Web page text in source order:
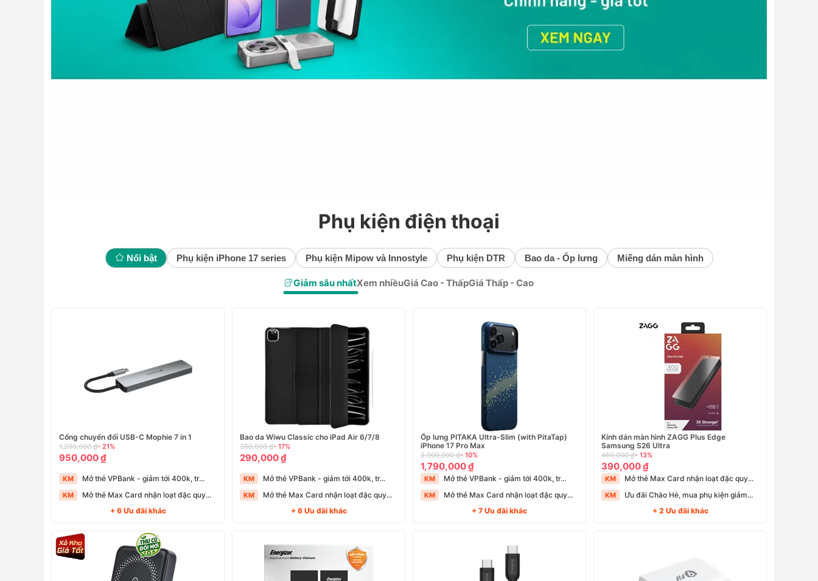
Phụ kiện điện thoại
Nổi bật Phụ kiện iPhone 17 series Phụ kiện Mipow và Innostyle Phụ kiện DTR Bao da - Ốp lưng Miếng dán màn hình
Giảm sâu nhấtXem nhiềuGiá Cao - ThấpGiá Thấp - Cao
Cổng chuyển đổi USB-C Mophie 7 in 1
1,200,000 ₫- 21%
950,000 ₫
KM Mở thẻ VPBank - giảm tới 400k, tr...
KM
Mở thẻ Max Card nhận loạt đặc quy...
+ 6 Ưu đãi khác
Bao da Wiwu Classic cho iPad Air 6/7/8
350,000 ₫- 17%
290,000 ₫
KM Mở thẻ VPBank - giảm tới 400k, tr...
KM
Mở thẻ Max Card nhận loạt đặc quy...
+ 6 Ưu đãi khác
Ốp lưng PITAKA Ultra-Slim (with PitaTap)
iPhone 17 Pro Max
2,000,000 ₫- 10%
1,790,000 ₫
KM Mở thẻ VPBank - giảm tới 400k, tr...
KM
Mở thẻ Max Card nhận loạt đặc quy...
+ 7 Ưu đãi khác
Kính dán màn hình ZAGG Plus Edge
Samsung S26 Ultra
450,000 ₫- 13%
390,000 ₫
KM Mở thẻ Max Card nhận loạt đặc quy...
KM
Ưu đãi Chào Hè, mua phụ kiện giảm...
+ 2 Ưu đãi khác